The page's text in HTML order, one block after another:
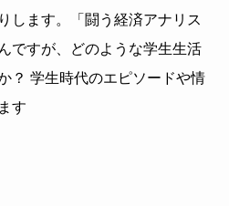
します。「闘う経済アナリス
ですが、どのような学生生活
？ 学生時代のエピソードや情
す